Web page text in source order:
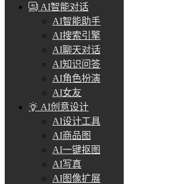
AI智能对话
AI智能助手
AI搜索引擎
AI聊天对话
AI知识问答
AI角色扮演
AI女友
AI创意设计
AI设计工具
AI商品图
AI一键抠图
AI写真
AI图像扩展